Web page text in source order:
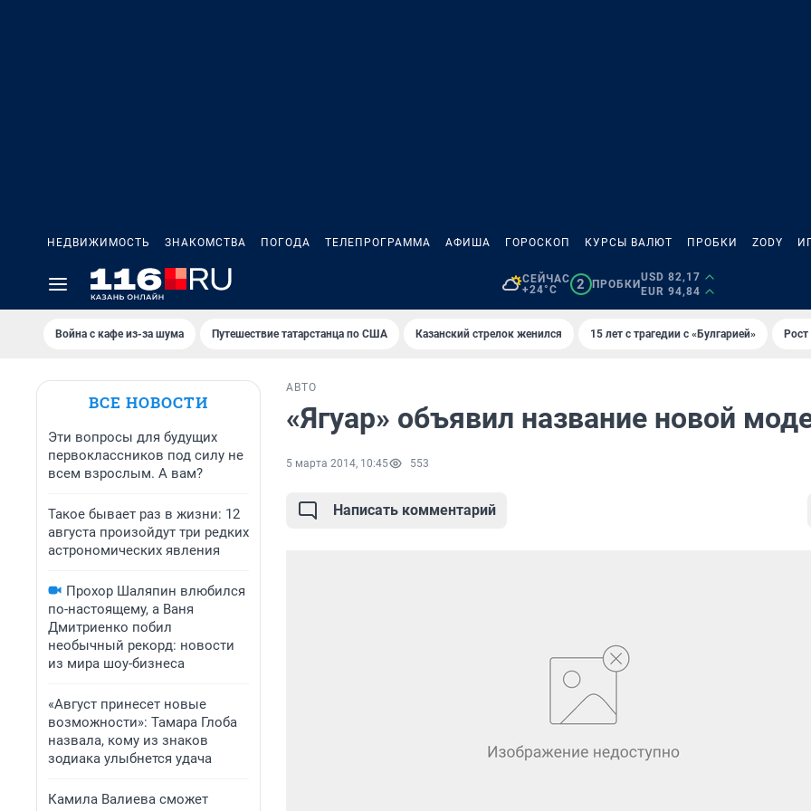
НЕДВИЖИМОСТЬ ЗНАКОМСТВА ПОГОДА ТЕЛЕПРОГРАММА АФИША ГОРОСКОП КУРСЫ ВАЛЮТ ПРОБКИ ZODY
СЕЙЧАС
+24°C
2 ПРОБКИ
USD 82,17
EUR 94,84
Война с кафе из-за шума Путешествие татарстанца по США Казанский стрелок женился 15 лет с трагедии с «Булгарией»
ВСЕ НОВОСТИ
Эти вопросы для будущих
первоклассников под силу не
всем взрослым. А вам?
Такое бывает раз в жизни: 12
августа произойдут три редких
астрономических явления
Прохор Шаляпин влюбился
по-настоящему, а Ваня
Дмитриенко побил
необычный рекорд: новости
из мира шоу-бизнеса
«Август принесет новые
возможности»: Тамара Глоба
назвала, кому из знаков
зодиака улыбнется удача
Камила Валиева сможет
АВТО
«Ягуар» объявил название новой
5 марта 2014, 10:45 553
Написать комментарий